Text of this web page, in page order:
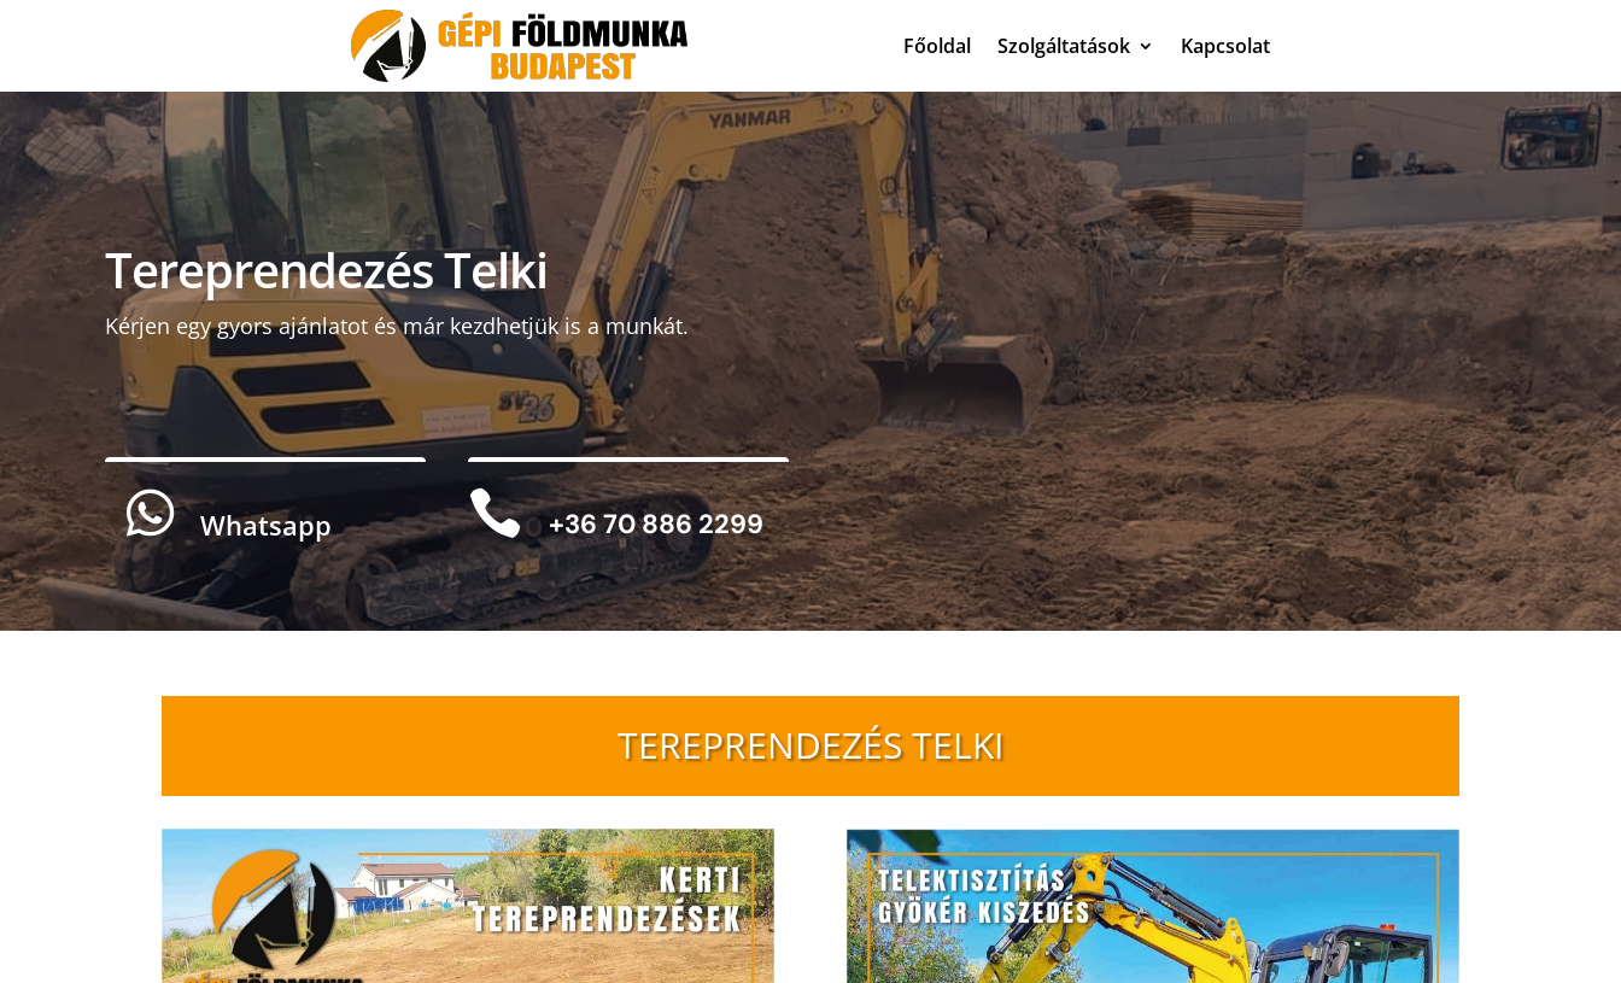
Főoldal Szolgáltatások Kapcsolat
Tereprendezés Telki
Kérjen egy gyors ajánlatot és már kezdhetjük is a munkát.
 Whatsapp  +36 70 886 2299
TEREPRENDEZÉS TELKI